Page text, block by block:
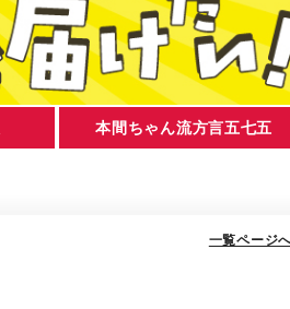
本間ちゃん流方言五七五
一覧ページ